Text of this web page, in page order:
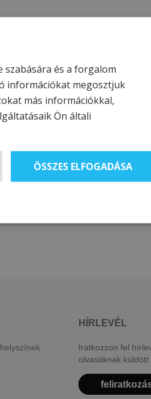
HÍRLEVÉL
Iratkozzon fel
olvasóknak
és a forgalom
információkat megosztjuk
más információkkal,
Ön általi
ÖSSZES ELFOGADÁSA